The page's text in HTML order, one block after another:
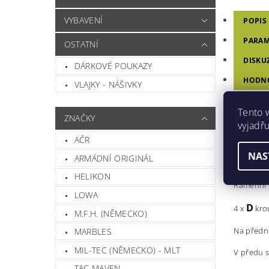
VYBAVENÍ
OSTATNÍ
DÁRKOVÉ POUKAZY
VLAJKY - NÁŠIVKY
ZNAČKY
AČR
ARMÁDNÍ ORIGINÁL
HELIKON
LOWA
M.F.H. (NĚMECKO)
MARBLES
MIL-TEC (NĚMECKO) - MLT
POPIS
Vysoce
1 x
4 x D
Na
V předu
Tento